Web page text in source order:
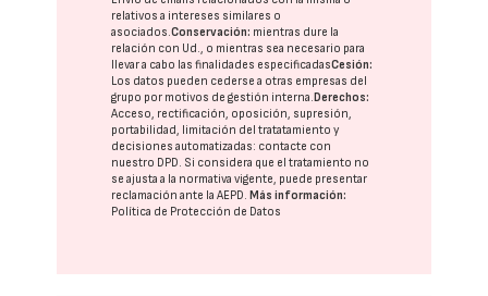
relativos a intereses similares o
asociados.Conservación: mientras dure la
relación con Ud., o mientras sea necesario para
llevar a cabo las finalidades especificadasCesión:
Los datos pueden cederse a otras empresas del
grupo por motivos de gestión interna. Derechos:
Acceso, rectificación, oposición, supresión,
portabilidad, limitación del tratatamiento y
decisiones automatizadas: contacte con
nuestro DPD. Si considera que el tratamiento no
se ajusta a la normativa vigente, puede presentar
reclamación ante laAEPD. Más información:
Política de Protección de Datos